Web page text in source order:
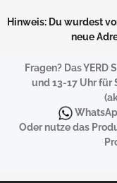
Hinweis: Du wurdest
neue
Fragen? Das
und 13-17 Uhr für
Oder nutze das